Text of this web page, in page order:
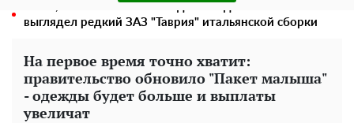
выглядел редкий ЗАЗ "Таврия" итальянской сборки
На первое время точно хватит:
правительство обновило "Пакет малыша"
- одежды будет больше и выплаты
увеличат